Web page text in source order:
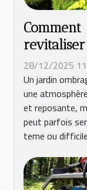
Comment
jardin
28/12/2025
Un jardin
une
et reposante,
peut parfois
terne ou